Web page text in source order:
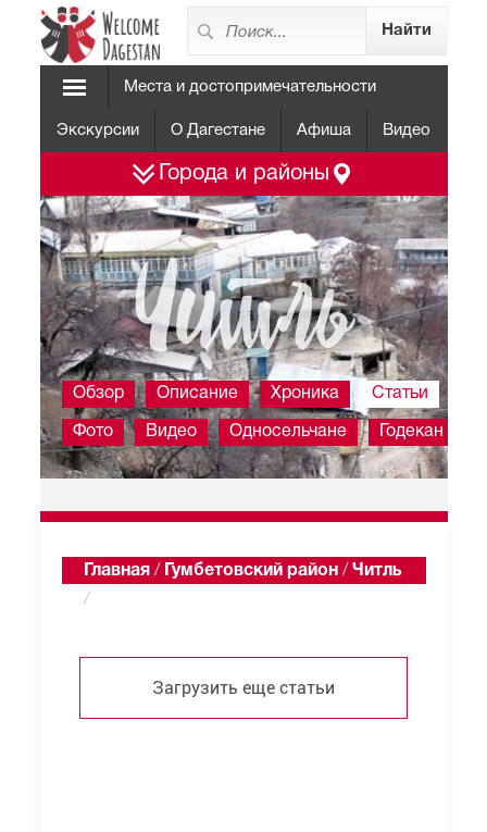
Места и достопримечательности
Экскурсии О Дагестане Афиша Видео
Города и районы
Читль
Обзор Описание Хроника Статьи
Фото Видео Односельчане Годекан
Главная / Гумбетовский район / Читль
/
Загрузить еще статьи